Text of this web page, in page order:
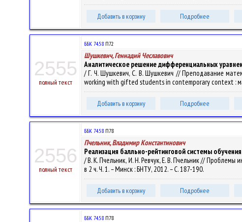
Добавить в корзину Подробнее
2555
полный текст
ББК 74.58 П72
Шушкевич, Геннадий Чеславович
Аналитическое решение дифференциальных
/ Г. Ч. Шушкевич, С. В. Шушкевич // Преподавание
working with gifted students in contemporary context :
Добавить в корзину Подробнее
2556
полный текст
ББК 74.58 П78
Пчельник, Владимир Константинович
Реализация балльно-рейтинговой системы
/ В. К. Пчельник, И. Н. Ревчук, Е. В. Пчельник //
в 2 ч. Ч. 1. – Минск : БНТУ, 2012. – С. 187-190.
Добавить в корзину Подробнее
ББК 74.58 П78